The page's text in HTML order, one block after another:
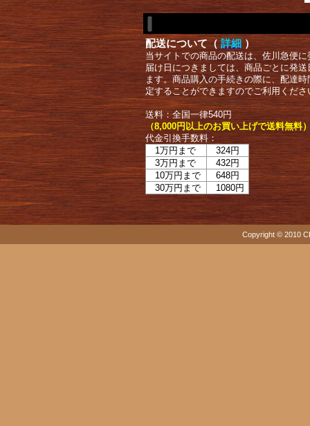
配送について（ 詳細 ）
当サイトでの商品の配送は、佐川急便
届け日につきましては、商品ごとに発
ます。商品購入の手続きの際に、配達
定することができますのでご利用くださ
送料：全国一律540円
（8,000円以上のお買い上げで送料無料
代金引換手数料：
1万円まで
324円
3万円まで
432円
10万円まで
648円
30万円まで
1080円
Copyright © 2010